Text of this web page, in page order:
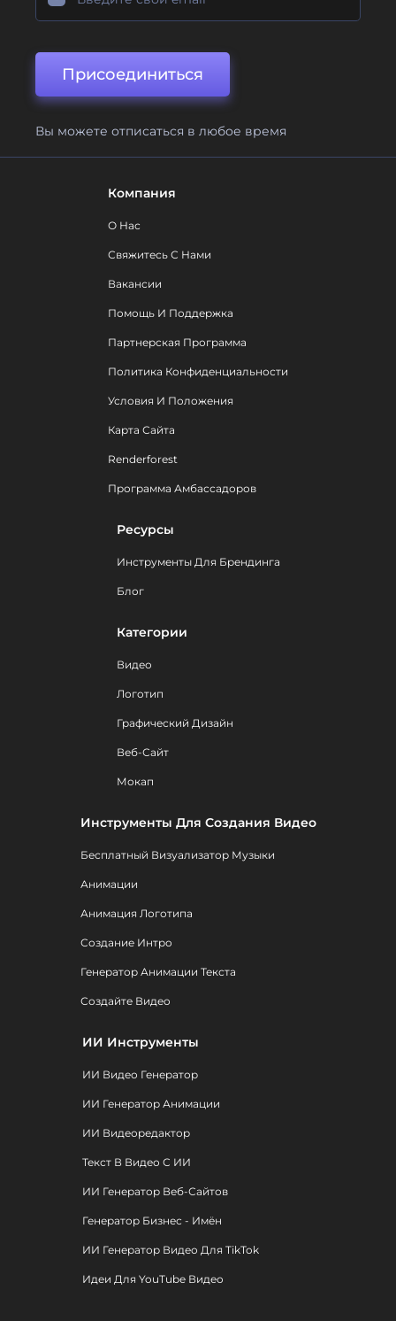
Присоединиться
Вы можете отписаться в любое время
Компания
О Нас
Свяжитесь С Нами
Вакансии
Помощь И Поддержка
Партнерская Программа
Политика Конфиденциальности
Условия И Положения
Карта Сайта
Renderforest
Программа Амбассадоров
Ресурсы
Инструменты Для Брендинга
Блог
Категории
Видео
Логотип
Графический Дизайн
Веб-Сайт
Мокап
Инструменты Для Создания Видео
Бесплатный Визуализатор Музыки
Анимации
Анимация Логотипа
Создание Интро
Генератор Анимации Текста
Создайте Видео
ИИ Инструменты
ИИ Видео Генератор
ИИ Генератор Анимации
ИИ Видеоредактор
Текст В Видео С ИИ
ИИ Генератор Веб-Сайтов
Генератор Бизнес - Имён
ИИ Генератор Видео Для TikTok
Идеи Для YouTube Видео